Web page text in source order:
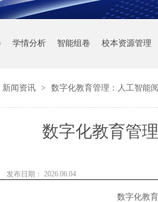
学情分析 智能组卷 校本资源管理
新闻资讯 > 数字化教育管理：人工智能
数字化教育管
发布日期： 2026.06.04
数字化教